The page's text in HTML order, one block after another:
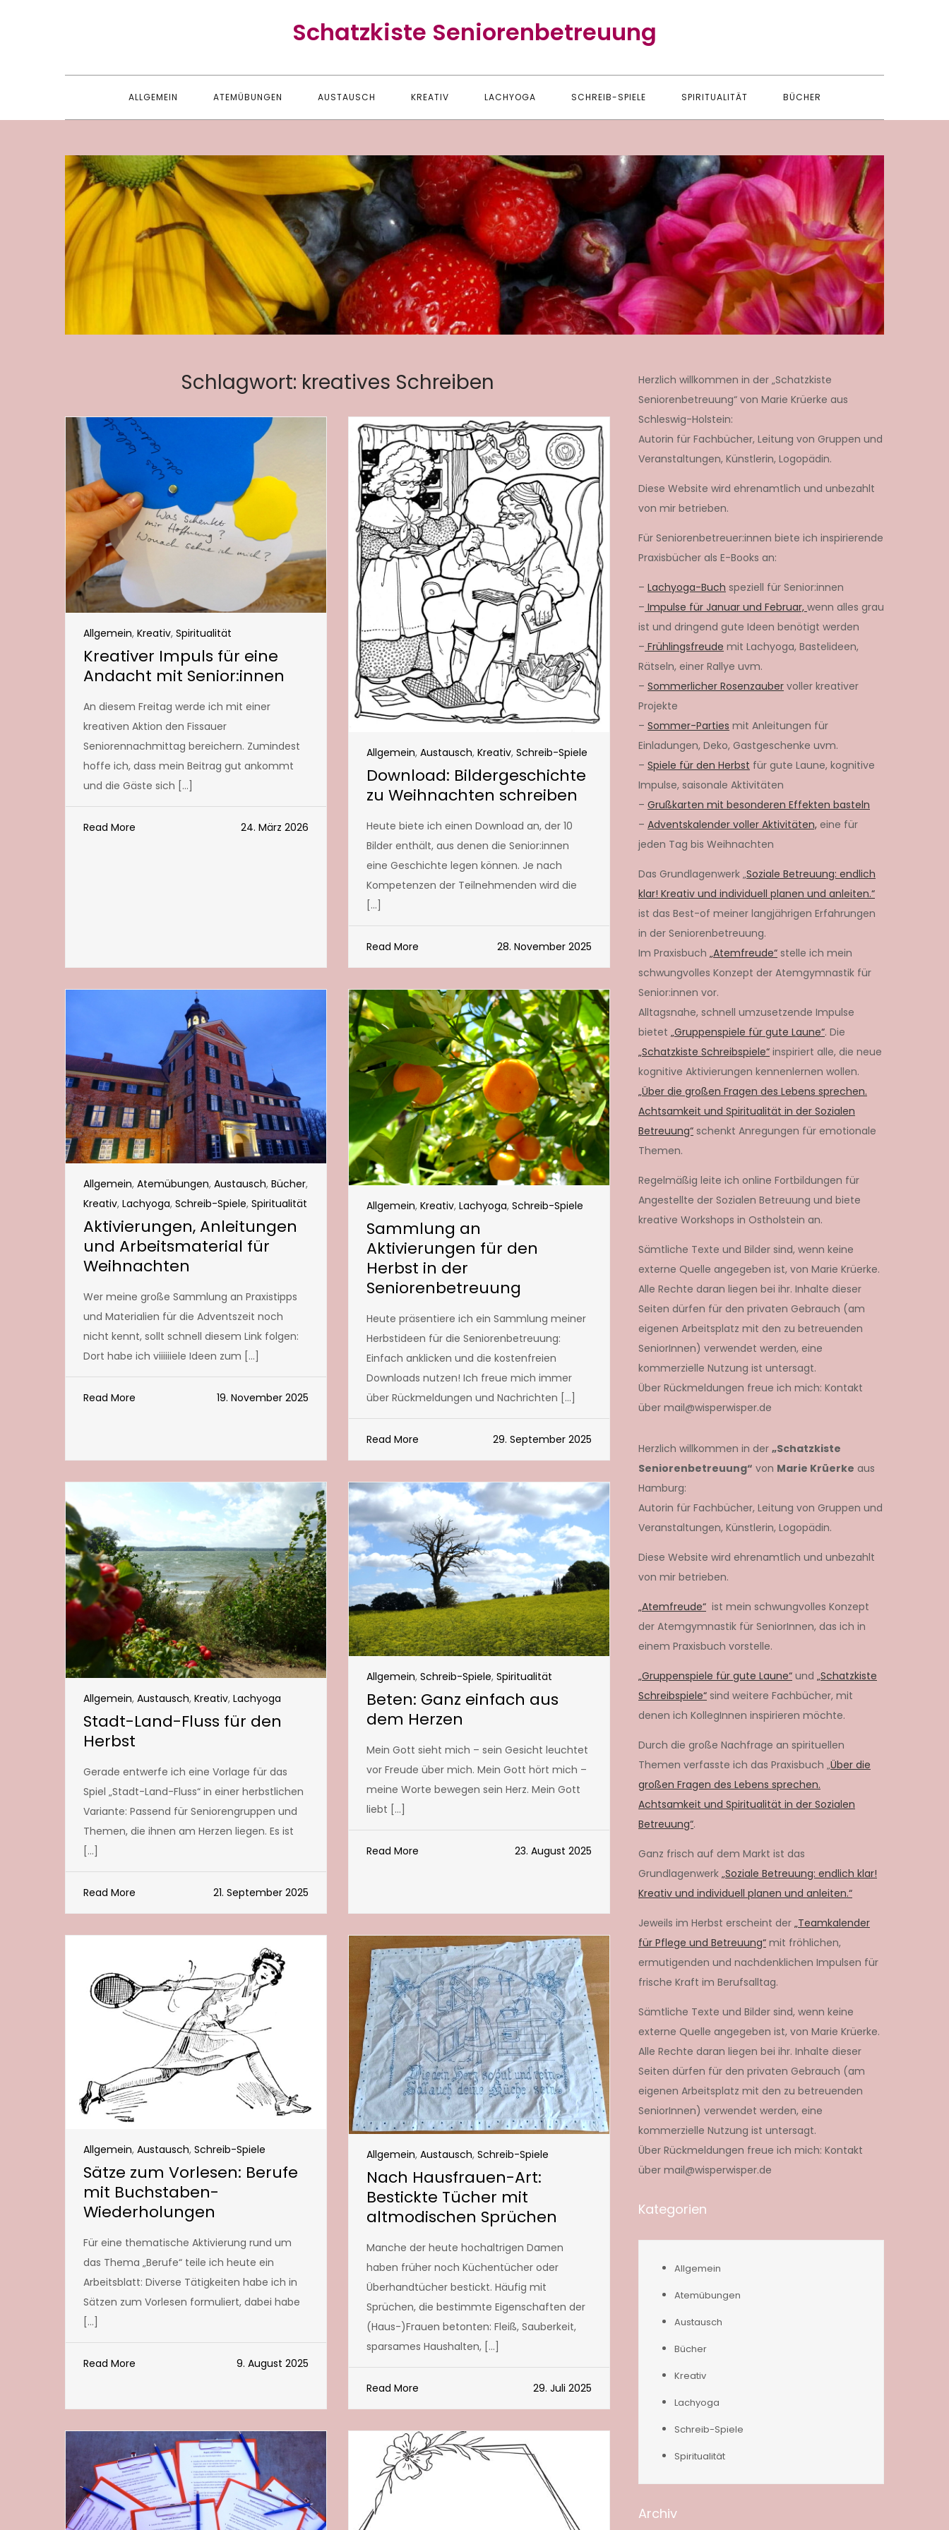
Schatzkiste Seniorenbetreuung
ALLGEMEIN ATEMÜBUNGEN AUSTAUSCH KREATIV LACHYOGA SCHREIB-SPIELE SPIRITUALITÄT BÜCHER
Schlagwort: kreatives Schreiben
Allgemein, Kreativ, Spiritualität
Kreativer Impuls für eine
Andacht mit Senior:innen
An diesem Freitag werde ich mit einer
kreativen Aktion den Fissauer
Seniorennachmittag bereichern. Zumindest
hoffe ich, dass mein Beitrag gut ankommt
und die Gäste sich […]
Read More 24. März 2026
Allgemein, Austausch, Kreativ, Schreib-Spiele
Download: Bildergeschichte
zu Weihnachten schreiben
Heute biete ich einen Download an, der 10
Bilder enthält, aus denen die Senior:innen
eine Geschichte legen können. Je nach
Kompetenzen der Teilnehmenden wird die
[…]
Read More 28. November 2025
Allgemein, Atemübungen, Austausch, Bücher,
Kreativ, Lachyoga, Schreib-Spiele, Spiritualität
Aktivierungen, Anleitungen
und Arbeitsmaterial für
Weihnachten
Wer meine große Sammlung an Praxistipps
und Materialien für die Adventszeit noch
nicht kennt, sollt schnell diesem Link folgen:
Dort habe ich viiiiiiele Ideen zum […]
Read More 19. November 2025
Allgemein, Kreativ, Lachyoga, Schreib-Spiele
Sammlung an
Aktivierungen für den
Herbst in der
Seniorenbetreuung
Heute präsentiere ich ein Sammlung meiner
Herbstideen für die Seniorenbetreuung:
Einfach anklicken und die kostenfreien
Downloads nutzen! Ich freue mich immer
über Rückmeldungen und Nachrichten […]
Read More 29. September 2025
Allgemein, Austausch, Kreativ, Lachyoga
Stadt-Land-Fluss für den
Herbst
Gerade entwerfe ich eine Vorlage für das
Spiel „Stadt-Land-Fluss“ in einer herbstlichen
Variante: Passend für Seniorengruppen und
Themen, die ihnen am Herzen liegen. Es ist
[…]
Read More 21. September 2025
Allgemein, Schreib-Spiele, Spiritualität
Beten: Ganz einfach aus
dem Herzen
Mein Gott sieht mich – sein Gesicht leuchtet
vor Freude über mich. Mein Gott hört mich –
meine Worte bewegen sein Herz. Mein Gott
liebt […]
Read More 23. August 2025
Allgemein, Austausch, Schreib-Spiele
Sätze zum Vorlesen: Berufe
mit Buchstaben-
Wiederholungen
Für eine thematische Aktivierung rund um
das Thema „Berufe“ teile ich heute ein
Arbeitsblatt: Diverse Tätigkeiten habe ich in
Sätzen zum Vorlesen formuliert, dabei habe
[…]
Read More 9. August 2025
Allgemein, Austausch, Schreib-Spiele
Nach Hausfrauen-Art:
Bestickte Tücher mit
altmodischen Sprüchen
Manche der heute hochaltrigen Damen
haben früher noch Küchentücher oder
Überhandtücher bestickt. Häufig mit
Sprüchen, die bestimmte Eigenschaften der
(Haus-)Frauen betonten: Fleiß, Sauberkeit,
sparsames Haushalten, […]
Read More 29. Juli 2025
Herzlich willkommen in der „Schatzkiste
Seniorenbetreuung“ von Marie Krüerke aus
Schleswig-Holstein:
Autorin für Fachbücher, Leitung von Gruppen und
Veranstaltungen, Künstlerin, Logopädin.
Diese Website wird ehrenamtlich und unbezahlt
von mir betrieben.
Für Seniorenbetreuer:innen biete ich inspirierende
Praxisbücher als E-Books an:
– Lachyoga-Buch speziell für Senior:innen
– Impulse für Januar und Februar, wenn alles grau
ist und dringend gute Ideen benötigt werden
– Frühlingsfreude mit Lachyoga, Bastelideen,
Rätseln, einer Rallye uvm.
– Sommerlicher Rosenzauber voller kreativer
Projekte
– Sommer-Parties mit Anleitungen für
Einladungen, Deko, Gastgeschenke uvm.
– Spiele für den Herbst für gute Laune, kognitive
Impulse, saisonale Aktivitäten
– Grußkarten mit besonderen Effekten basteln
– Adventskalender voller Aktivitäten, eine für
jeden Tag bis Weihnachten
Das Grundlagenwerk „Soziale Betreuung: endlich
klar! Kreativ und individuell planen und anleiten.“
ist das Best-of meiner langjährigen Erfahrungen
in der Seniorenbetreuung.
Im Praxisbuch „Atemfreude“ stelle ich mein
schwungvolles Konzept der Atemgymnastik für
Senior:innen vor.
Alltagsnahe, schnell umzusetzende Impulse
bietet „Gruppenspiele für gute Laune“. Die
„Schatzkiste Schreibspiele“ inspiriert alle, die neue
kognitive Aktivierungen kennenlernen wollen.
„Über die großen Fragen des Lebens sprechen.
Achtsamkeit und Spiritualität in der Sozialen
Betreuung“ schenkt Anregungen für emotionale
Themen.
Regelmäßig leite ich online Fortbildungen für
Angestellte der Sozialen Betreuung und biete
kreative Workshops in Ostholstein an.
Sämtliche Texte und Bilder sind, wenn keine
externe Quelle angegeben ist, von Marie Krüerke.
Alle Rechte daran liegen bei ihr. Inhalte dieser
Seiten dürfen für den privaten Gebrauch (am
eigenen Arbeitsplatz mit den zu betreuenden
SeniorInnen) verwendet werden, eine
kommerzielle Nutzung ist untersagt.
Über Rückmeldungen freue ich mich: Kontakt
über mail@wisperwisper.de
Herzlich willkommen in der „Schatzkiste
Seniorenbetreuung“ von Marie Krüerke aus
Hamburg:
Autorin für Fachbücher, Leitung von Gruppen und
Veranstaltungen, Künstlerin, Logopädin.
Diese Website wird ehrenamtlich und unbezahlt
von mir betrieben.
„Atemfreude“ ist mein schwungvolles Konzept
der Atemgymnastik für SeniorInnen, das ich in
einem Praxisbuch vorstelle.
„Gruppenspiele für gute Laune“ und „Schatzkiste
Schreibspiele“ sind weitere Fachbücher, mit
denen ich KollegInnen inspirieren möchte.
Durch die große Nachfrage an spirituellen
Themen verfasste ich das Praxisbuch „Über die
großen Fragen des Lebens sprechen.
Achtsamkeit und Spiritualität in der Sozialen
Betreuung“.
Ganz frisch auf dem Markt ist das
Grundlagenwerk „Soziale Betreuung: endlich klar!
Kreativ und individuell planen und anleiten.“
Jeweils im Herbst erscheint der „Teamkalender
für Pflege und Betreuung“ mit fröhlichen,
ermutigenden und nachdenklichen Impulsen für
frische Kraft im Berufsalltag.
Sämtliche Texte und Bilder sind, wenn keine
externe Quelle angegeben ist, von Marie Krüerke.
Alle Rechte daran liegen bei ihr. Inhalte dieser
Seiten dürfen für den privaten Gebrauch (am
eigenen Arbeitsplatz mit den zu betreuenden
SeniorInnen) verwendet werden, eine
kommerzielle Nutzung ist untersagt.
Über Rückmeldungen freue ich mich: Kontakt
über mail@wisperwisper.de
Kategorien
Allgemein
Atemübungen
Austausch
Bücher
Kreativ
Lachyoga
Schreib-Spiele
Spiritualität
Archiv